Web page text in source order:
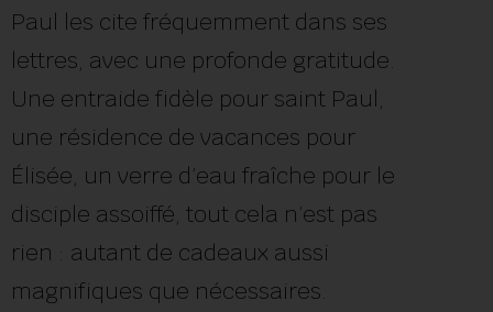
Paul les cite fréquemment dans ses
lettres, avec une profonde gratitude.
Une entraide fidèle pour saint Paul,
une résidence de vacances pour
Élisée, un verre d’eau fraîche pour le
disciple assoiffé, tout cela n’est pas
rien : autant de cadeaux aussi
magnifiques que nécessaires.